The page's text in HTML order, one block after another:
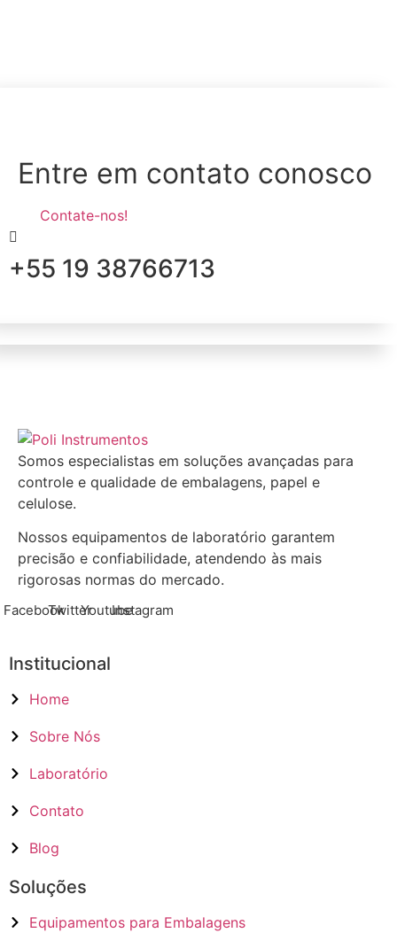
Entre em contato conosco
Contate-nos!
+55 19 38766713
Somos especialistas em soluções avançadas para
controle e qualidade de embalagens, papel e
celulose.
Nossos equipamentos de laboratório garantem
precisão e confiabilidade, atendendo às mais
rigorosas normas do mercado.
FacebookTwitterYoutubeInstagram
Institucional
Home
Sobre Nós
Laboratório
Contato
Blog
Soluções
Equipamentos para Embalagens